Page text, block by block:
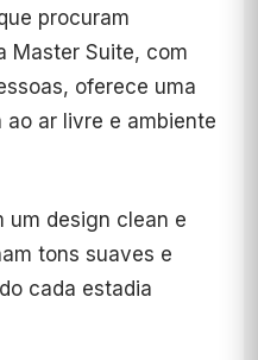
procuram
Master Suite, com
oferece uma
ar livre e ambiente
um design clean e
tons suaves e
cada estadia